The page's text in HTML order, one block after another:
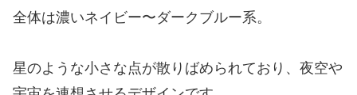
全体は濃いネイビー〜ダークブルー系。
星のような小さな点が散りばめられており、夜空や